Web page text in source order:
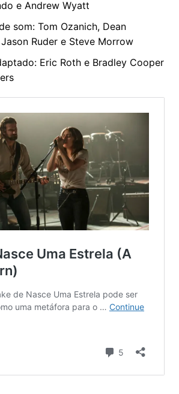
e Andrew Wyatt
som: Tom Ozanich, Dean
Ruder e Steve Morrow
Eric Roth e Bradley Cooper